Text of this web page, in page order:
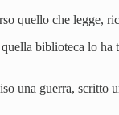
quello che legge,
biblioteca lo
una guerra,